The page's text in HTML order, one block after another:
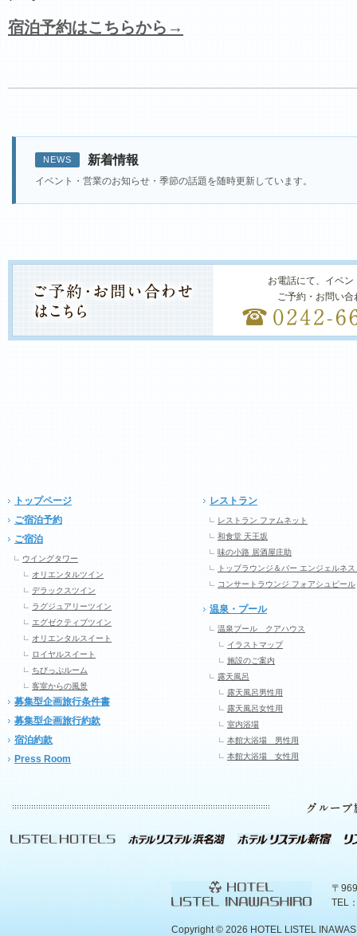
宿泊予約はこちらから→
NEWS 新着情報
イベント・営業のお知らせ・季節の話題を随時更新しています。
お電話にて、イベ
ご予約・お問い
トップページ
ご宿泊予約
ご宿泊
ウイングタワー
オリエンタルツイン
デラックスツイン
ラグジュアリーツイン
エグゼクティブツイン
オリエンタルスイート
ロイヤルスイート
ちびっぷルーム
客室からの風景
募集型企画旅行条件書
募集型企画旅行約款
宿泊約款
Press Room
レストラン
レストラン ファムネット
和食堂 天王坂
味の小路 居酒屋庄助
トップラウンジ＆バー エンジェルネス
コンサートラウンジ フォアシュピール
温泉・プール
温泉プール クアハウス
イラストマップ
施設のご案内
露天風呂
露天風呂男性用
露天風呂女性用
室内浴場
本館大浴場 男性用
本館大浴場 女性用
〒
TEL
Copyright © 2026 HOTEL LISTEL